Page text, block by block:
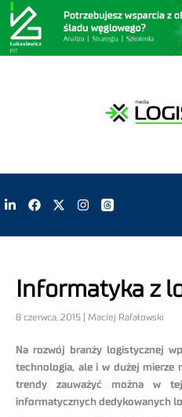
Informatyka z
8 czerwca, 2015 | Maciej Rafałowski
Na rozwój branży logistycznej
technologia, ale i w dużej mierze
trendy zauważyć można w
informatycznych dedykowanych